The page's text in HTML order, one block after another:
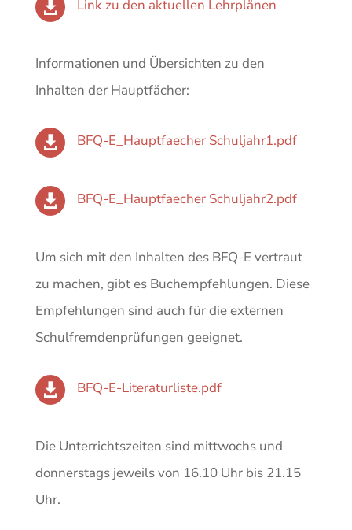
 Link zu den aktuellen Lehrplänen
Informationen und Übersichten zu den
Inhalten der Hauptfächer:
 BFQ-E_Hauptfaecher Schuljahr1.pdf
 BFQ-E_Hauptfaecher Schuljahr2.pdf
Um sich mit den Inhalten des BFQ-E vertraut
zu machen, gibt es Buchempfehlungen. Diese
Empfehlungen sind auch für die externen
Schulfremdenprüfungen geeignet.
 BFQ-E-Literaturliste.pdf
Die Unterrichtszeiten sind mittwochs und
donnerstags jeweils von 16.10 Uhr bis 21.15
Uhr.